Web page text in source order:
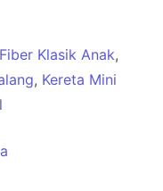
Klasik Anak,
, Kereta Mini